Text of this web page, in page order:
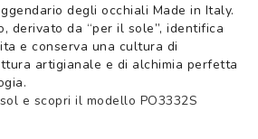
degli occhiali Made in Italy.
derivato da “per il sole”, identifica
e conserva una cultura di
artigianale e di alchimia perfetta
e scopri il modello PO3332S